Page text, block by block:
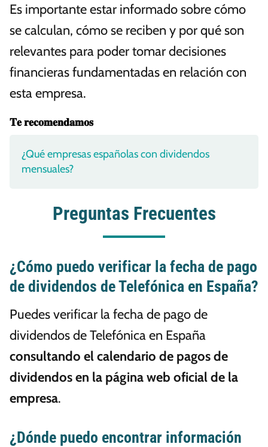
Es importante estar informado sobre cómo
se calculan, cómo se reciben y por qué son
relevantes para poder tomar decisiones
financieras fundamentadas en relación con
esta empresa.
𝐓𝐞 𝐫𝐞𝐜𝐨𝐦𝐞𝐧𝐝𝐚𝐦𝐨𝐬
¿Qué empresas españolas con dividendos
mensuales?
Preguntas Frecuentes
¿Cómo puedo verificar la fecha de pago
de dividendos de Telefónica en España?
Puedes verificar la fecha de pago de
dividendos de Telefónica en España
consultando el calendario de pagos de
dividendos en la página web oficial de la
empresa.
¿Dónde puedo encontrar información